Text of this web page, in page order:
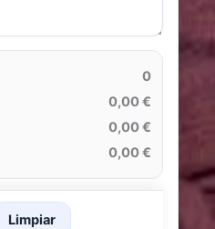
0
0,00 €
0,00 €
0,00 €
Limpiar